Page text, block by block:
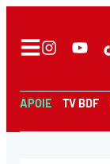
APOIE TV BDF